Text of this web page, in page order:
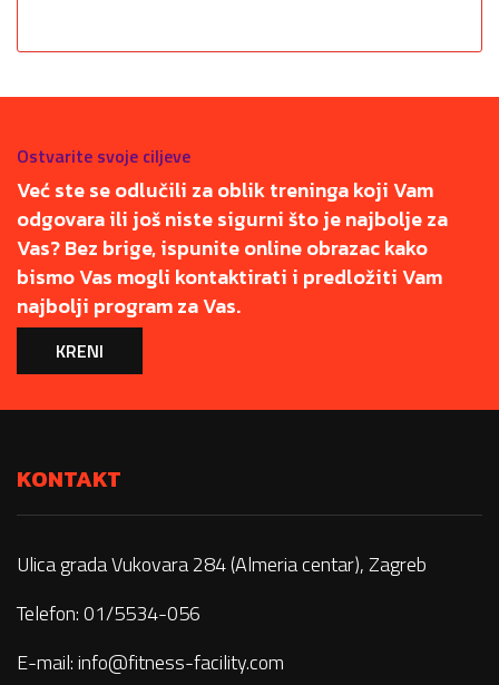
Ostvarite svoje ciljeve
Već ste se odlučili za oblik treninga koji Vam
odgovara ili još niste sigurni što je najbolje za
Vas? Bez brige, ispunite online obrazac kako
bismo Vas mogli kontaktirati i predložiti Vam
najbolji program za Vas.
KRENI
KONTAKT
Ulica grada Vukovara 284 (Almeria centar), Zagreb
Telefon: 01/5534-056
E-mail:info@fitness-facility.com